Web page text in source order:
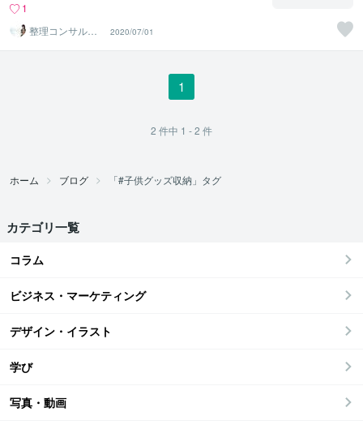
1
整理コンサルタ
ントYUMI
2020/07/01
1
2 件中 1 - 2 件
ホーム ブログ 「#子供グッズ収納」タグ
カテゴリ一覧
コラム
ビジネス・マーケティング
デザイン・イラスト
学び
写真・動画